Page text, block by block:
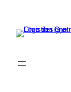
indhold